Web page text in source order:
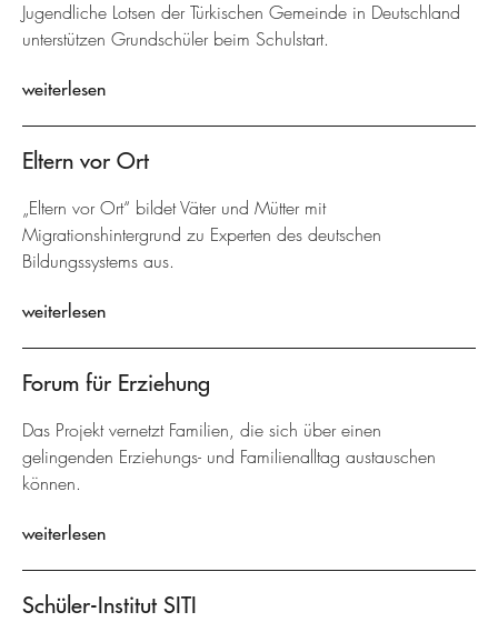
Jugendliche Lotsen der Türkischen Gemeinde in Deutschland
unterstützen Grundschüler beim Schulstart.
weiterlesen
Eltern vor Ort
„Eltern vor Ort“ bildet Väter und Mütter mit
Migrationshintergrund zu Experten des deutschen
Bildungssystems aus.
weiterlesen
Forum für Erziehung
Das Projekt vernetzt Familien, die sich über einen
gelingenden Erziehungs- und Familienalltag austauschen
können.
weiterlesen
Schüler-Institut SITI